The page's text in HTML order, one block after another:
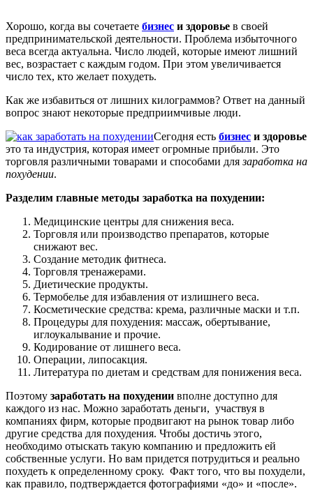
Хорошо, когда вы сочетаете бизнес и здоровье в своей
предпринимательской деятельности. Проблема избыточного
веса всегда актуальна. Число людей, которые имеют лишний
вес, возрастает с каждым годом. При этом увеличивается
число тех, кто желает похудеть.
Как же избавиться от лишних килограммов? Ответ на данный
вопрос знают некоторые предприимчивые люди.
Сегодня есть бизнес и здоровье
это та индустрия, которая имеет огромные прибыли. Это
торговля различными товарами и способами длязаработка на
похудении.
Разделим главные методы заработка на похудении:
Медицинские центры для снижения веса.
Торговля или производство препаратов, которые
снижают вес.
Создание методик фитнеса.
Торговля тренажерами.
Диетические продукты.
Термобелье для избавления от излишнего веса.
Косметические средства: крема, различные маски и т.п.
Процедуры для похудения: массаж, обертывание,
иглоукалывание и прочие.
Кодирование от лишнего веса.
Операции, липосакция.
Литература по диетам и средствам для понижения веса.
Поэтому заработать на похудении вполне доступно для
каждого из нас. Можно заработать деньги, участвуя в
компаниях фирм, которые продвигают на рынок товар либо
другие средства для похудения. Чтобы достичь этого,
необходимо отыскать такую компанию и предложить ей
собственные услуги. Но вам придется потрудиться и реально
похудеть к определенному сроку. Факт того, что вы похудели,
как правило, подтверждается фотографиями «до» и «после».